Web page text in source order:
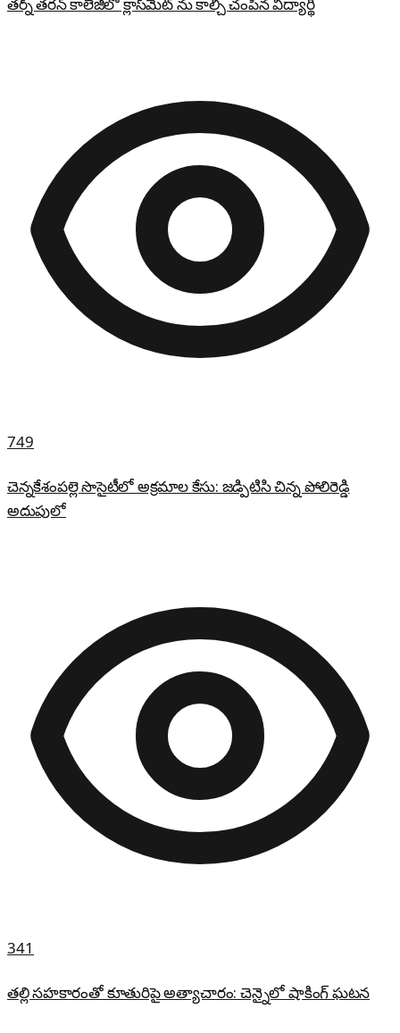
749
చెన్నకేశంపల్లె సొసైటీలో అక్రమాల కేసు: జడ్పిటిసి చిన్న పోలిరెడ్డి
అదుపులో
341
తల్లి సహకారంతో కూతురిపై అత్యాచారం: చెన్నైలో షాకింగ్ ఘటన